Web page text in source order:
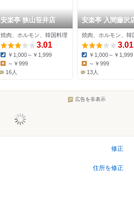
安楽亭 狭山笹井店
焼肉、ホルモン、韓国料理
3.01
Dinner:
￥1,000～￥1,999
Lunch:
～￥999
16人
安楽亭 入間藤沢
焼肉、ホルモン、韓
3.01
Dinner:
￥1,000～￥1,999
Lunch:
～￥999
13人
広告を非表示
修正
住所を修正